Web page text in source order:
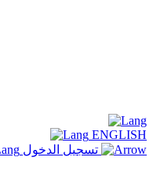
ENGLISH
تسجيل الدخول